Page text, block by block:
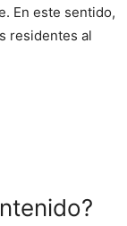
En este sentido,
residentes al